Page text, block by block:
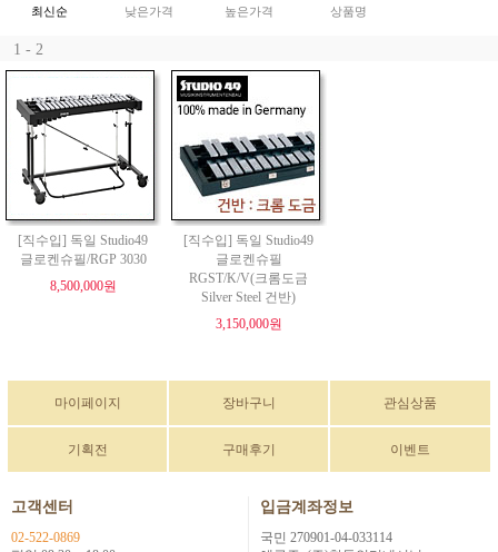
최신순 낮은가격 높은가격 상품명
1 - 2
[직수입] 독일 Studio49
글로켄슈필/RGP 3030
8,500,000원
[직수입] 독일 Studio49
글로켄슈필
RGST/K/V(크롬도금
Silver Steel 건반)
3,150,000원
마이페이지 장바구니 관심상품
기획전 구매후기 이벤트
고객센터
02-522-0869
입금계좌정보
국민 270901-04-033114